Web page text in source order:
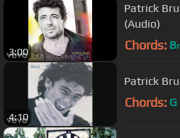
3:00
Patrick
(Audio)
Chords: B
4:10
Patrick
Chords: G